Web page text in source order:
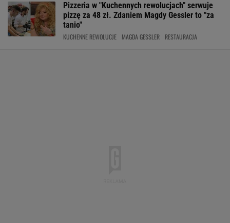
Pizzeria w "Kuchennych rewolucjach" serwuje
pizzę za 48 zł. Zdaniem Magdy Gessler to "za
tanio"
KUCHENNE REWOLUCJE MAGDA GESSLER RESTAURACJA